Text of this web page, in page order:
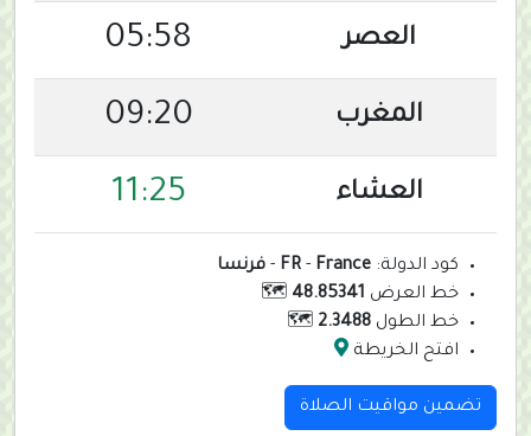
العصر 05:58
المغرب 09:20
العشاء 11:25
كود الدولة: FR - France
- فرنسا
خط العرض 48.85341
🗺️
خط الطول 2.3488
🗺️
افتح الخريطة
تضمين مواقيت الصلاة